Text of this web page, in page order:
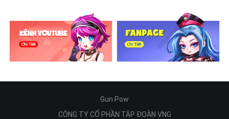
Gun Pow
CÔNG TY CỔ PHẦN TẬP ĐOÀN VNG